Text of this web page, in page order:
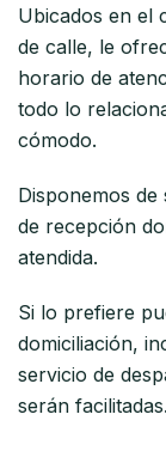
Ubicados en el
de calle, le
horario de
todo lo
cómodo.
Disponemos
de recepción
atendida.
Si lo prefiere
domiciliación,
servicio de
serán facilitadas.